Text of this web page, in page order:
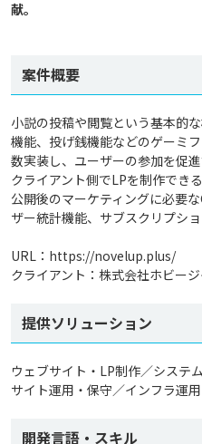
案件概要
小説の投稿や閲覧という基本的
機能、投げ銭機能などのゲーミ
数実装し、ユーザーの参加を促
クライアント側でLPを制作でき
公開後のマーケティングに必要
ザー統計機能、サブスクリプシ
URL：https://novelup.plus/
クライアント：株式会社ホビー
提供ソリューション
ウェブサイト・LP制作／システ
サイト運用・保守／インフラ運
開発言語・スキル